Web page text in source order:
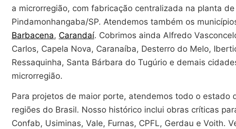
a microrregião, com fabricação centralizada na planta de
Pindamonhangaba/SP. Atendemos também os
Barbacena, Carandaí. Cobrimos ainda Alfredo
Carlos, Capela Nova, Caranaíba, Desterro do Melo,
Ressaquinha, Santa Bárbara do Tugúrio e demais
microrregião.
Para projetos de maior porte, atendemos todo o estado
regiões do Brasil. Nosso histórico inclui obras críticas
Confab, Usiminas, Vale, Furnas, CPFL, Gerdau e Voith.